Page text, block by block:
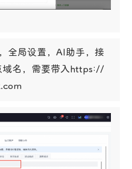
全局设置，AI助手，接
域名，需要带入https://